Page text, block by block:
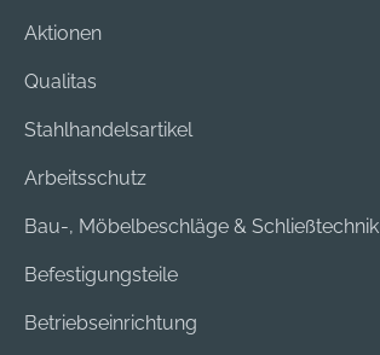
Aktionen
Qualitas
Stahlhandelsartikel
Arbeitsschutz
Bau-, Möbelbeschläge & Schließtechnik
Befestigungsteile
Betriebseinrichtung